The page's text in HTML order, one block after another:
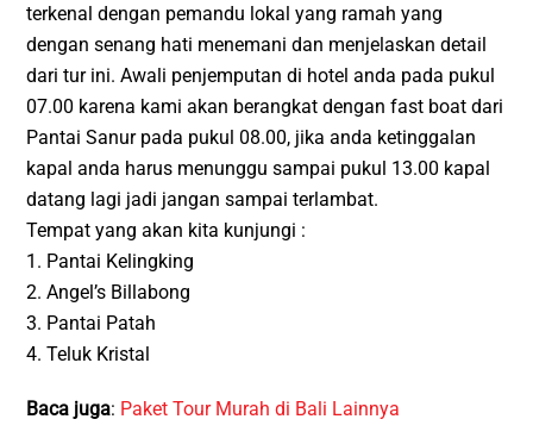
terkenal dengan pemandu lokal yang ramah yang
dengan senang hati menemani dan menjelaskan detail
dari tur ini. Awali penjemputan di hotel anda pada pukul
07.00 karena kami akan berangkat dengan fast boat dari
Pantai Sanur pada pukul 08.00, jika anda ketinggalan
kapal anda harus menunggu sampai pukul 13.00 kapal
datang lagi jadi jangan sampai terlambat.
Tempat yang akan kita kunjungi :
1. Pantai Kelingking
2. Angel’s Billabong
3. Pantai Patah
4. Teluk Kristal
Baca juga: Paket Tour Murah di Bali Lainnya